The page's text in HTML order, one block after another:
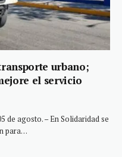
urbano;
el servicio
de agosto. – En Solidaridad se
para…